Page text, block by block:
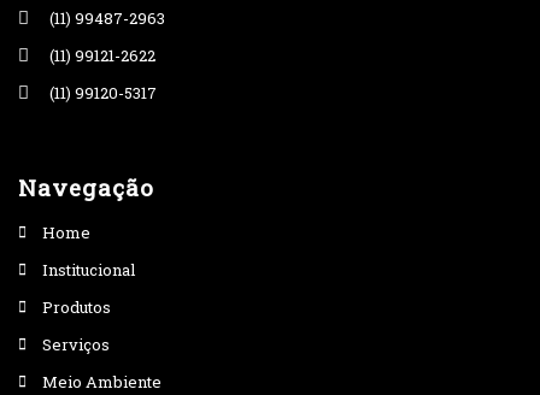
(11) 99487-2963
(11) 99121-2622
(11) 99120-5317
Navegação
Home
Institucional
Produtos
Serviços
Meio Ambiente